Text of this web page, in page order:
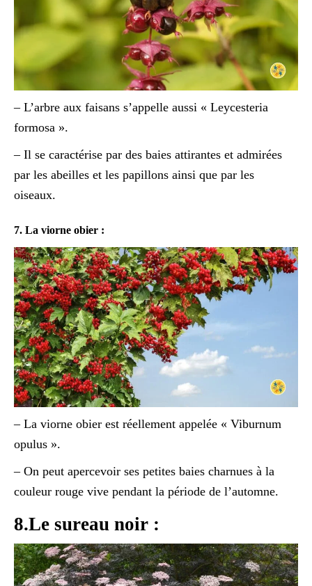
– L’arbre aux faisans s’appelle aussi « Leycesteria
formosa ».
– Il se caractérise par des baies attirantes et admirées
par les abeilles et les papillons ainsi que par les
oiseaux.
7. La viorne obier :
– La viorne obier est réellement appelée « Viburnum
opulus ».
– On peut apercevoir ses petites baies charnues à la
couleur rouge vive pendant la période de l’automne.
8.Le sureau noir :